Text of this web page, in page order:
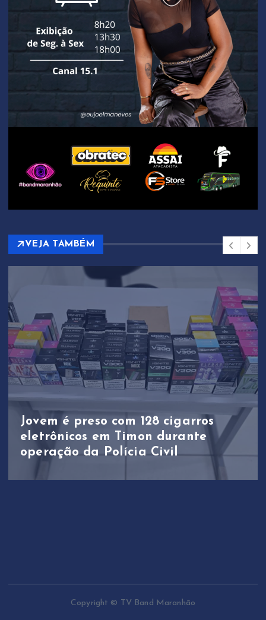
VEJA TAMBÉM
Jovem é preso com 128 cigarros
eletrônicos em Timon durante
operação da Polícia Civil
Copyright © TV Band Maranhão